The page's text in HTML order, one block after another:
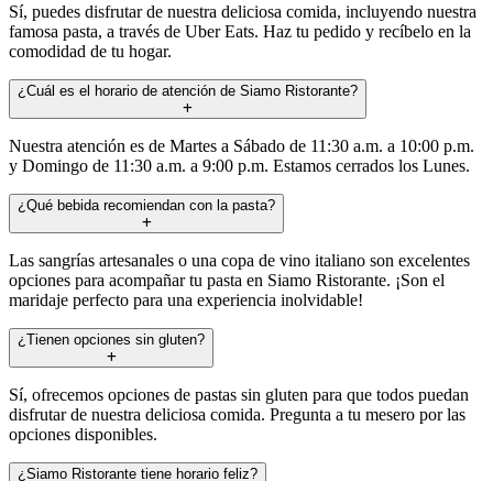
Sí, puedes disfrutar de nuestra deliciosa comida, incluyendo nuestra
famosa pasta, a través de Uber Eats. Haz tu pedido y recíbelo en la
comodidad de tu hogar.
¿Cuál es el horario de atención de Siamo Ristorante?
Nuestra atención es de Martes a Sábado de 11:30 a.m. a 10:00 p.m.
y Domingo de 11:30 a.m. a 9:00 p.m. Estamos cerrados los Lunes.
¿Qué bebida recomiendan con la pasta?
Las sangrías artesanales o una copa de vino italiano son excelentes
opciones para acompañar tu pasta en Siamo Ristorante. ¡Son el
maridaje perfecto para una experiencia inolvidable!
¿Tienen opciones sin gluten?
Sí, ofrecemos opciones de pastas sin gluten para que todos puedan
disfrutar de nuestra deliciosa comida. Pregunta a tu mesero por las
opciones disponibles.
¿Siamo Ristorante tiene horario feliz?